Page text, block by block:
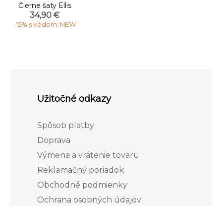
Čierne šaty Ellis
34,90 €
-15% s kódom: NEW
Užitočné odkazy
Spôsob platby
Doprava
Výmena a vrátenie tovaru
Reklamačný poriadok
Obchodné podmienky
Ochrana osobných údajov